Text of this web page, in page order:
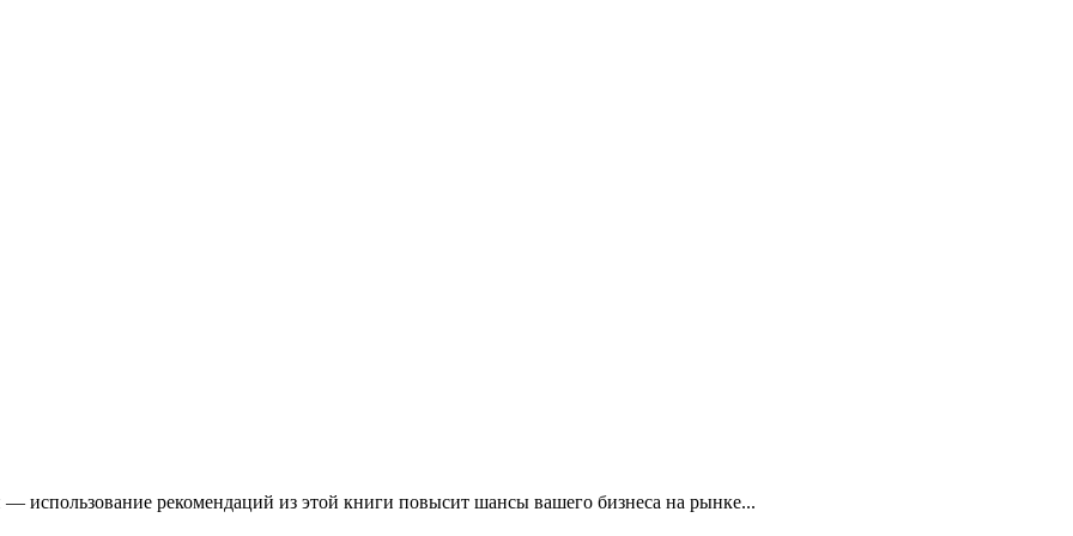
— использование рекомендаций из этой книги повысит шансы вашего бизнеса на рынке...